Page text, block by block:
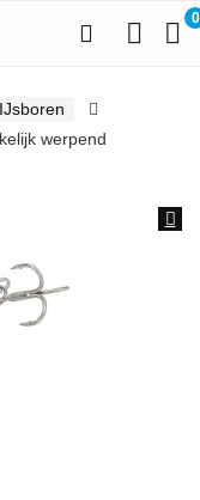
0
IJsboren
werpend